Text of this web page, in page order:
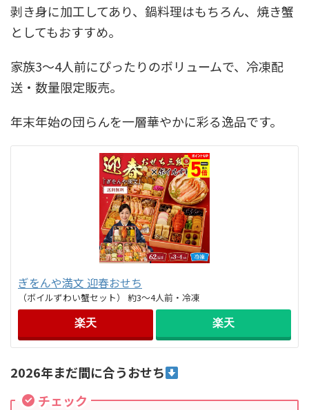
剥き身に加工してあり、鍋料理はもちろん、焼き蟹
としてもおすすめ。
家族3～4人前にぴったりのボリュームで、冷凍配
送・数量限定販売。
年末年始の団らんを一層華やかに彩る逸品です。
ぎをんや満文 迎春おせち
（ボイルずわい蟹セット） 約3～4人前・冷凍
楽天 楽天
2026年まだ間に合うおせち
チェック